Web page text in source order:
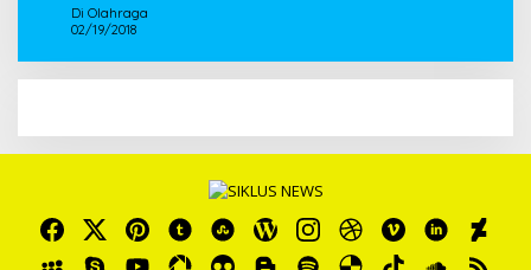
Di Olahraga
02/19/2018